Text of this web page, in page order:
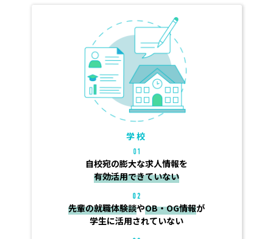
学校
自校宛の膨大な求人情報を
有効活用できていない
先輩の就職体験談やOB・OG情報が
学生に活用されていない